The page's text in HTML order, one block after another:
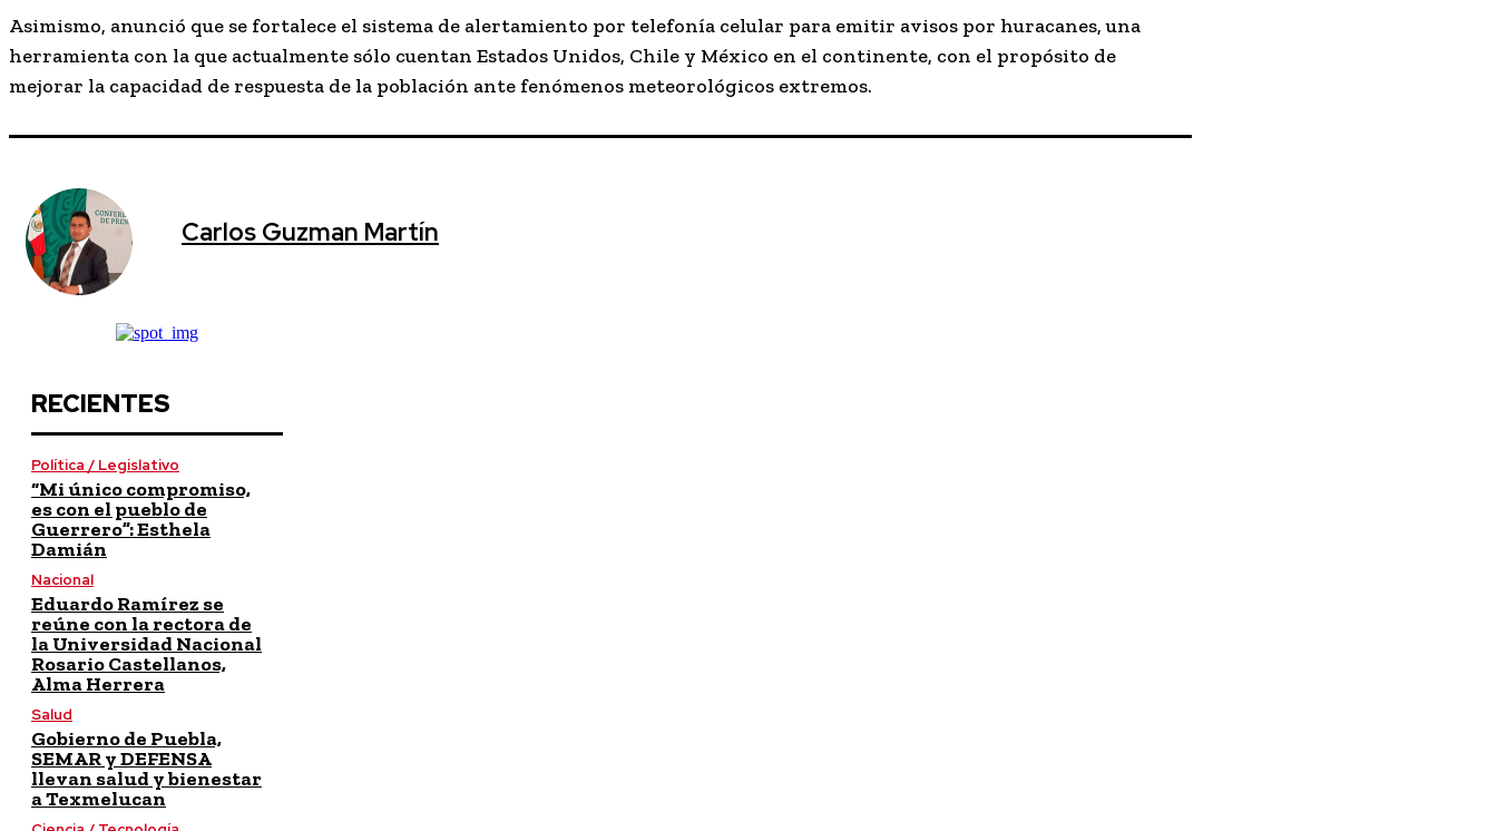
Asimismo, anunció que se fortalece el sistema de alertamiento por telefonía celular para emitir avisos por huracanes, una
herramienta con la que actualmente sólo cuentan Estados Unidos, Chile y México en el continente, con el propósito de
mejorar la capacidad de respuesta de la población ante fenómenos meteorológicos extremos.
Carlos Guzman Martín
RECIENTES
Política / Legislativo
“Mi único compromiso,
es con el pueblo de
Guerrero”: Esthela
Damián
Nacional
Eduardo Ramírez se
reúne con la rectora de
la Universidad Nacional
Rosario Castellanos,
Alma Herrera
Salud
Gobierno de Puebla,
SEMAR y DEFENSA
llevan salud y bienestar
a Texmelucan